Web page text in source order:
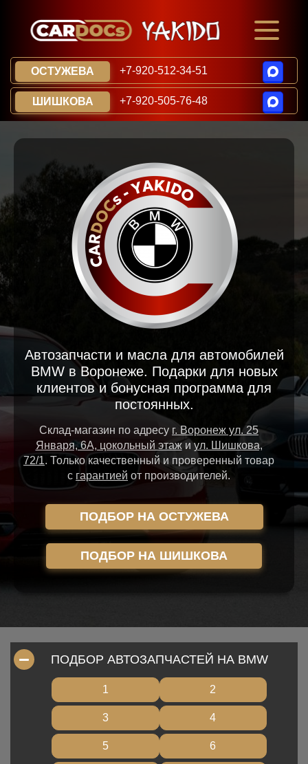
ОСТУЖЕВА +7-920-512-34-51
ШИШКОВА +7-920-505-76-48
Автозапчасти и масла для автомобилей
BMW в Воронеже. Подарки для новых
клиентов и бонусная программа для
постоянных.
Склад-магазин по адресу г. Воронеж ул. 25
Января, 6А, цокольный этажиул. Шишкова,
72/1. Только качественный и проверенный товар
с гарантией от производителей.
ПОДБОР НА ОСТУЖЕВА
ПОДБОР НА ШИШКОВА
ПОДБОР АВТОЗАПЧАСТЕЙ НА BMW
1 2
3 4
5 6